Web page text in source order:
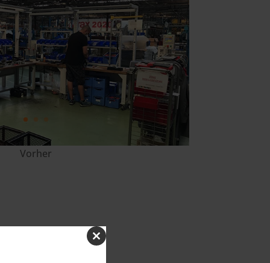
Vorher
Close